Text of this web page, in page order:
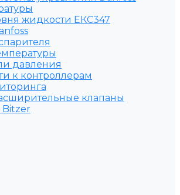
жидкости ЕКС347
давления
к контроллерам
клапаны
Bitzer